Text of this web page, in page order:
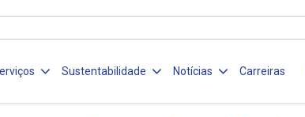
Sustentabilidade Notícias Carreiras